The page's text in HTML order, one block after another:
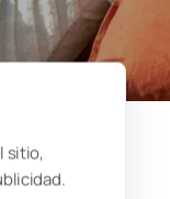
sitio,